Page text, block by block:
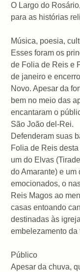
O Largo do
para as histórias
Música, poesia,
Esses foram os
de Folia de Reis e
de janeiro e
Novo. Apesar da
bem no meio das
encantaram o
São João del-Rei.
Defenderam suas
Folia de Reis
um do Elvas
do Amarante) e um
emocionados, o
Reis Magos ao
casas entoando
destinadas às
embelezamento da
Público
Apesar da chuva,